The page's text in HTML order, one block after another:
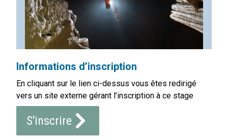
Informations d’inscription
En cliquant sur le lien ci-dessus vous êtes redirigé
vers un site externe gérant l’inscription à ce stage
S'inscrire